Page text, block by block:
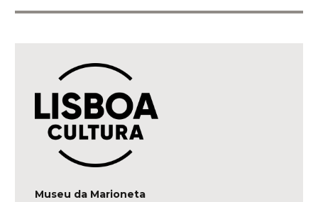
Museu da Marioneta